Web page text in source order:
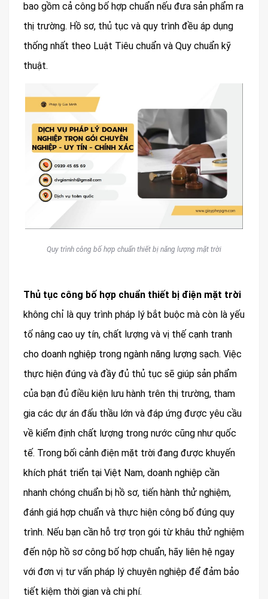
bao gồm cả công bố hợp chuẩn nếu đưa sản phẩm ra
thị trường. Hồ sơ, thủ tục và quy trình đều áp dụng
thống nhất theo Luật Tiêu chuẩn và Quy chuẩn kỹ
thuật.
Quy trình công bố hợp chuẩn thiết bị năng lượng mặt trời
Thủ tục công bố hợp chuẩn thiết bị điện mặt trời
không chỉ là quy trình pháp lý bắt buộc mà còn là yếu
tố nâng cao uy tín, chất lượng và vị thế cạnh tranh
cho doanh nghiệp trong ngành năng lượng sạch. Việc
thực hiện đúng và đầy đủ thủ tục sẽ giúp sản phẩm
của bạn đủ điều kiện lưu hành trên thị trường, tham
gia các dự án đấu thầu lớn và đáp ứng được yêu cầu
về kiểm định chất lượng trong nước cũng như quốc
tế. Trong bối cảnh điện mặt trời đang được khuyến
khích phát triển tại Việt Nam, doanh nghiệp cần
nhanh chóng chuẩn bị hồ sơ, tiến hành thử nghiệm,
đánh giá hợp chuẩn và thực hiện công bố đúng quy
trình. Nếu bạn cần hỗ trợ trọn gói từ khâu thử nghiệm
đến nộp hồ sơ công bố hợp chuẩn, hãy liên hệ ngay
với đơn vị tư vấn pháp lý chuyên nghiệp để đảm bảo
tiết kiệm thời gian và chi phí.